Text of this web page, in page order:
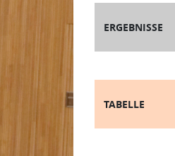
ERGEBNISSE
TABELLE